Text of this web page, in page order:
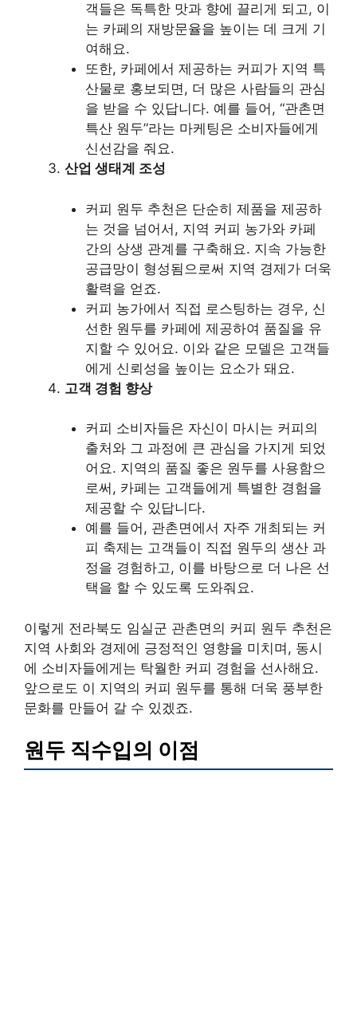
객들은 독특한 맛과 향에 끌리게 되고, 이
는 카페의 재방문율을 높이는 데 크게 기
여해요.
또한, 카페에서 제공하는 커피가 지역 특
산물로 홍보되면, 더 많은 사람들의 관심
을 받을 수 있답니다. 예를 들어, “관촌면
특산 원두”라는 마케팅은 소비자들에게
신선감을 줘요.
산업 생태계 조성
커피 원두 추천은 단순히 제품을 제공하
는 것을 넘어서, 지역 커피 농가와 카페
간의 상생 관계를 구축해요. 지속 가능한
공급망이 형성됨으로써 지역 경제가 더욱
활력을 얻죠.
커피 농가에서 직접 로스팅하는 경우, 신
선한 원두를 카페에 제공하여 품질을 유
지할 수 있어요. 이와 같은 모델은 고객들
에게 신뢰성을 높이는 요소가 돼요.
고객 경험 향상
커피 소비자들은 자신이 마시는 커피의
출처와 그 과정에 큰 관심을 가지게 되었
어요. 지역의 품질 좋은 원두를 사용함으
로써, 카페는 고객들에게 특별한 경험을
제공할 수 있답니다.
예를 들어, 관촌면에서 자주 개최되는 커
피 축제는 고객들이 직접 원두의 생산 과
정을 경험하고, 이를 바탕으로 더 나은 선
택을 할 수 있도록 도와줘요.
이렇게 전라북도 임실군 관촌면의 커피 원두 추천은
지역 사회와 경제에 긍정적인 영향을 미치며, 동시
에 소비자들에게는 탁월한 커피 경험을 선사해요.
앞으로도 이 지역의 커피 원두를 통해 더욱 풍부한
문화를 만들어 갈 수 있겠죠.
원두 직수입의 이점